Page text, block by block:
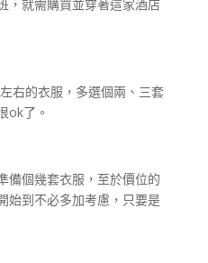
，就需購買並穿著這家酒店
右的衣服，多選個兩、三套
ok了。
備個幾套衣服，至於價位的
始到不必多加考慮，只要是